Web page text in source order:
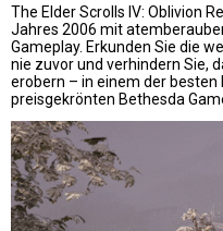
The Elder Scrolls IV: Oblivion
Jahres 2006 mit
Gameplay. Erkunden Sie die
nie zuvor und verhindern Sie,
erobern – in einem der besten
preisgekrönten Bethesda